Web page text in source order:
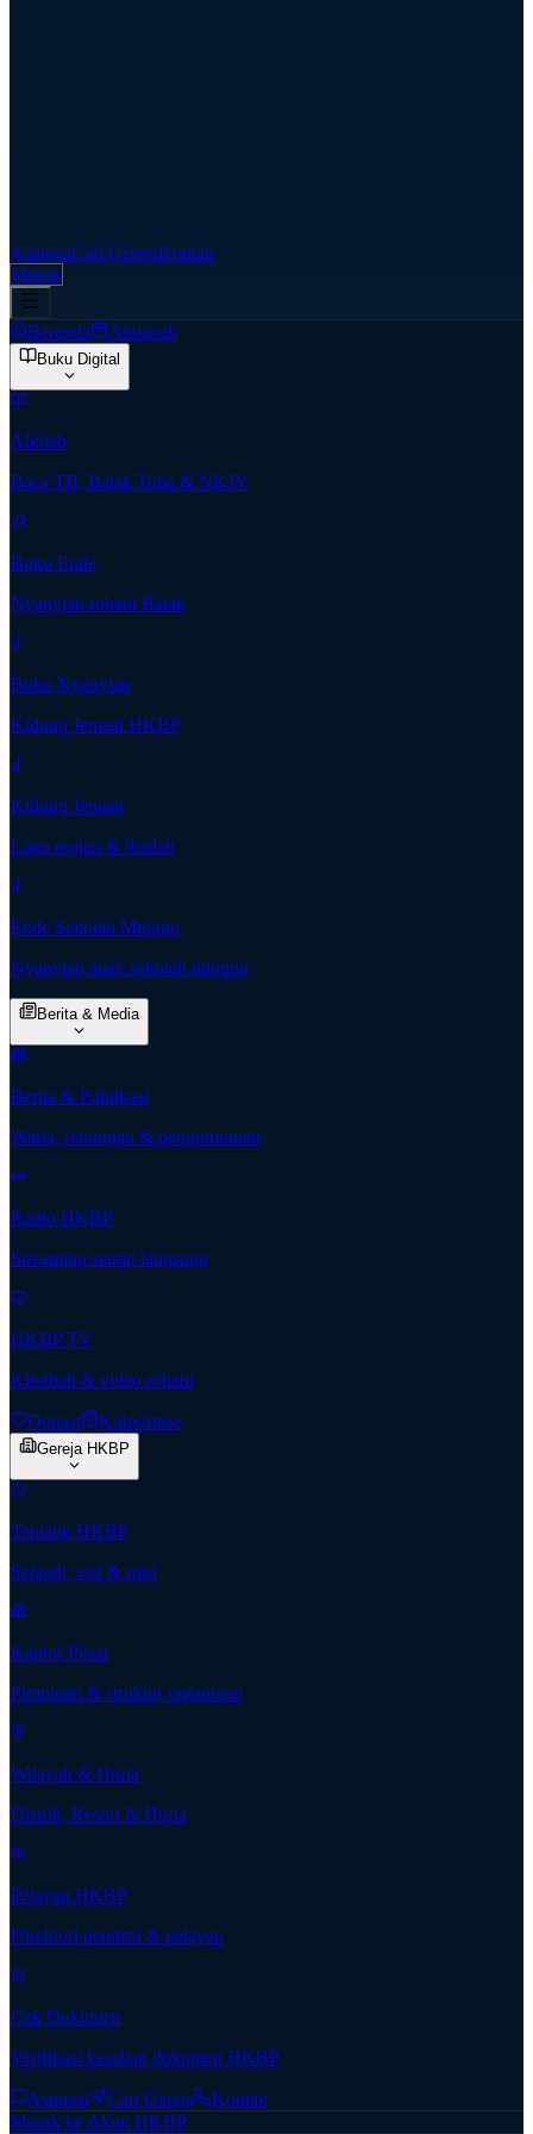
AspirasiCari GerejaKontak
Masuk
Beranda Almanak
Buku Digital
Alkitab
Baca TB, Batak Toba & NKJV
Buku Ende
Nyanyian rohani Batak
Buku Nyanyian
Kidung Jemaat HKBP
Kidung Jemaat
Lagu pujian & ibadah
Ende Sekolah Minggu
Nyanyian anak sekolah minggu
Berita & Media
Berita & Publikasi
Warta, renungan & pengumuman
Radio HKBP
Streaming siaran langsung
HKBP TV
Khotbah & video rohani
Donasi Kolportase
Gereja HKBP
Tentang HKBP
Sejarah, visi & misi
Kantor Pusat
Pimpinan & struktur organisasi
Wilayah & Huria
Distrik, Resort & Huria
Pelayan HKBP
Direktori pendeta & pelayan
Cek Dokumen
Verifikasi keaslian dokumen HKBP
Aspirasi Cari Gereja
Kontak
Masuk ke Akun HKBP